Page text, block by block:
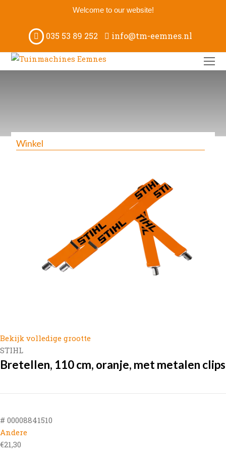
Welcome to our website!
035 53 89 252 info@tm-eemnes.nl
Winkel
Bekijk volledige grootte
STIHL
Bretellen, 110 cm, oranje, met metalen clips
# 00008841510
Andere
€21,30